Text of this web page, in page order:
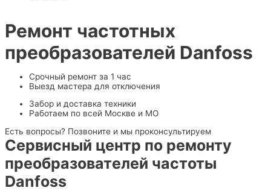
Ремонт частотных
преобразователей Danfoss
Срочный ремонт за 1 час
Выезд мастера для отключения
Забор и доставка техники
Работаем по всей Москве и МО
Есть вопросы? Позвоните и мы проконсультируем
Сервисный центр по ремонту
преобразователей частоты
Danfoss